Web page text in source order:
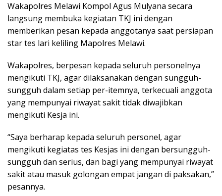
Wakapolres Melawi Kompol Agus Mulyana secara
langsung membuka kegiatan TKJ ini dengan
memberikan pesan kepada anggotanya saat persiapan
star tes lari keliling Mapolres Melawi.
Wakapolres, berpesan kepada seluruh personelnya
mengikuti TKJ, agar dilaksanakan dengan sungguh-
sungguh dalam setiap per-itemnya, terkecuali anggota
yang mempunyai riwayat sakit tidak diwajibkan
mengikuti Kesja ini.
“Saya berharap kepada seluruh personel, agar
mengikuti kegiatas tes Kesjas ini dengan bersungguh-
sungguh dan serius, dan bagi yang mempunyai riwayat
sakit atau masuk golongan empat jangan di paksakan,”
pesannya.